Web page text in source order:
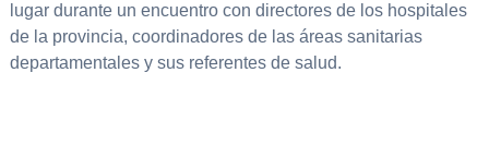
lugar durante un encuentro con directores de los hospitales
de la provincia, coordinadores de las áreas sanitarias
departamentales y sus referentes de salud.